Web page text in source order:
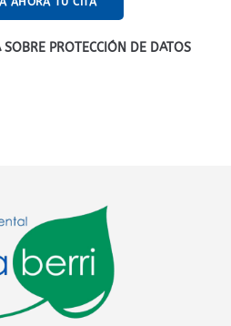
SOBRE PROTECCIÓN DE DATOS